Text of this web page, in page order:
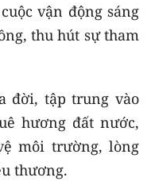
vận động sáng
thu hút sự tham
đời, tập trung vào
hương đất nước,
môi trường, lòng
thương.